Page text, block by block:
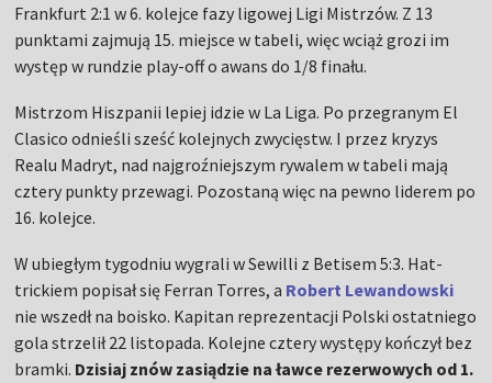
Frankfurt 2:1 w 6. kolejce fazy ligowej Ligi Mistrzów. Z 13
punktami zajmują 15. miejsce w tabeli, więc wciąż grozi im
występ w rundzie play-off o awans do 1/8 finału.
Mistrzom Hiszpanii lepiej idzie w La Liga. Po przegranym El
Clasico odnieśli sześć kolejnych zwycięstw. I przez kryzys
Realu Madryt, nad najgroźniejszym rywalem w tabeli mają
cztery punkty przewagi. Pozostaną więc na pewno liderem po
16. kolejce.
W ubiegłym tygodniu wygrali w Sewilli z Betisem 5:3. Hat-
trickiem popisał się Ferran Torres, a Robert Lewandowski
nie wszedł na boisko. Kapitan reprezentacji Polski ostatniego
gola strzelił 22 listopada. Kolejne cztery występy kończył bez
bramki. Dzisiaj znów zasiądzie na ławce rezerwowych od 1.